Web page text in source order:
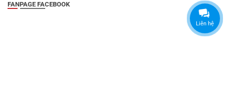
FANPAGE FACEBOOK
Liên hệ